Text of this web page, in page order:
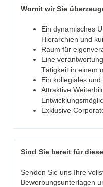
Womit wir Sie
Ein dynamisches
Hierarchien und
Raum für
Eine
Tätigkeit in einem
Ein kollegiales
Attraktive
Exklusive
Sind Sie bereit für
Senden Sie uns Ihre
Bewerbungsunterlagen